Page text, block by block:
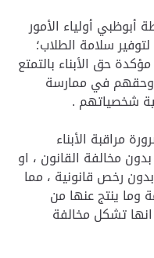
أبوظبي أولياء الأمور
سلامة الطلاب؛
حق الأبناء بالتمتع
وحقهم في ممارسة
شخصياتهم .
مراقبة الأبناء
مخالفة القانون ، او
بدون رخص قانونية ، مما
وما ينتج عنها من
تشكل مخالفة